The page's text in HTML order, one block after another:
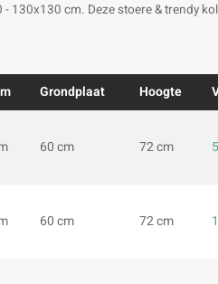
130x130 cm. Deze stoere & trendy
Grondplaat Hoogte
60 cm 72 cm
60 cm 72 cm